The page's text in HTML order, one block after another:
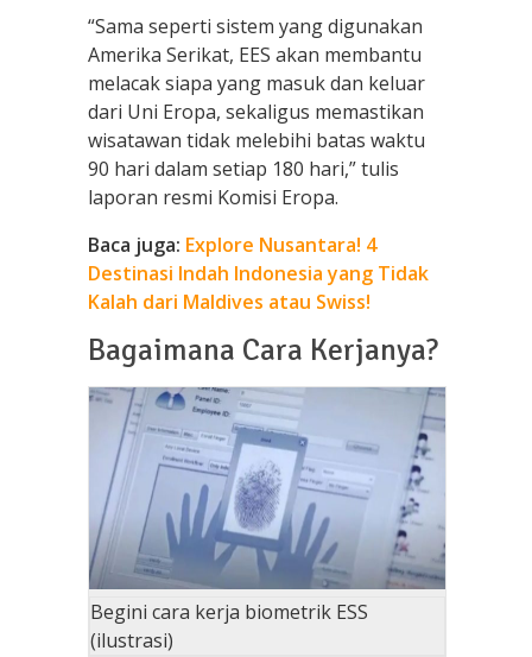
“Sama seperti sistem yang digunakan
Amerika Serikat, EES akan membantu
melacak siapa yang masuk dan keluar
dari Uni Eropa, sekaligus memastikan
wisatawan tidak melebihi batas waktu
90 hari dalam setiap 180 hari,” tulis
laporan resmi Komisi Eropa.
Baca juga: Explore Nusantara! 4
Destinasi Indah Indonesia yang Tidak
Kalah dari Maldives atau Swiss!
Bagaimana Cara Kerjanya?
Begini cara kerja biometrik ESS
(ilustrasi)